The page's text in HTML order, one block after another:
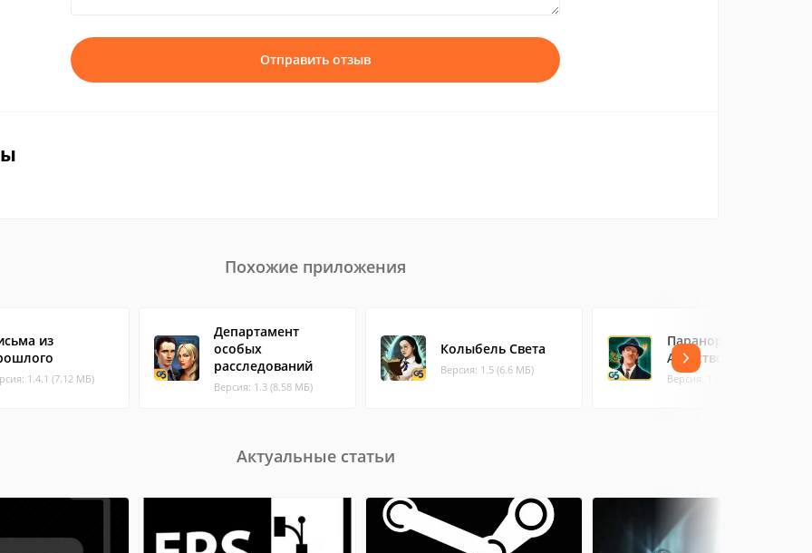
Отправить отзыв
Похожие приложения
из
1.4.1 (7.12 МБ)
Департамент
особых
расследований
Версия: 1.3 (8.58 МБ)
Колыбель Света
Версия: 1.5 (6.6 МБ)
Паранормальное
Агенство
Версия: 1.6 (6.41 МБ)
Актуальные статьи